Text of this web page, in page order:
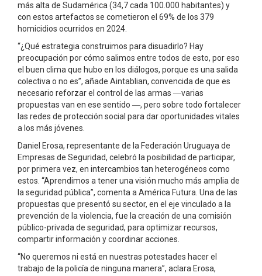
más alta de Sudamérica (34,7 cada 100.000 habitantes) y
con estos artefactos se cometieron el 69% de los 379
homicidios ocurridos en 2024.
“¿Qué estrategia construimos para disuadirlo? Hay
preocupación por cómo salimos entre todos de esto, por eso
el buen clima que hubo en los diálogos, porque es una salida
colectiva o no es”, añade Aintablian, convencida de que es
necesario reforzar el control de las armas ­―varias
propuestas van en ese sentido ­―, pero sobre todo fortalecer
las redes de protección social para dar oportunidades vitales
a los más jóvenes.
Daniel Erosa, representante de la Federación Uruguaya de
Empresas de Seguridad, celebró la posibilidad de participar,
por primera vez, en intercambios tan heterogéneos como
estos. “Aprendimos a tener una visión mucho más amplia de
la seguridad pública”, comenta a América Futura. Una de las
propuestas que presentó su sector, en el eje vinculado a la
prevención de la violencia, fue la creación de una comisión
público-privada de seguridad, para optimizar recursos,
compartir información y coordinar acciones.
“No queremos ni está en nuestras potestades hacer el
trabajo de la policía de ninguna manera”, aclara Erosa,